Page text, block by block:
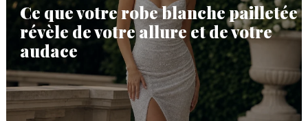
Ce que votre robe blanche pailletée
révèle de votre allure et de votre
audace